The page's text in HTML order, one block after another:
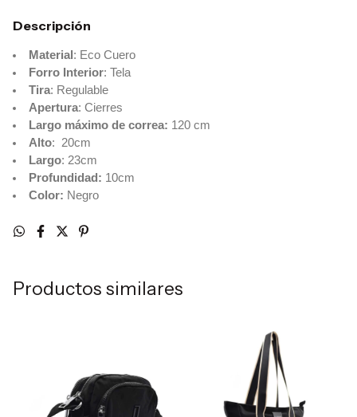
Descripción
Material: Eco Cuero
Forro Interior: Tela
Tira: Regulable
Apertura: Cierres
Largo máximo de correa: 120 cm
Alto: 20cm
Largo: 23cm
Profundidad: 10cm
Color: Negro
Productos similares